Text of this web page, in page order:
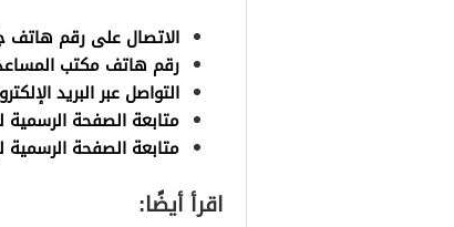
الاتصال على رقم هاتف
رقم هاتف مكتب
التواصل عبر البريد
متابعة الصفحة
متابعة الصفحة
اقرأ أيضًا: